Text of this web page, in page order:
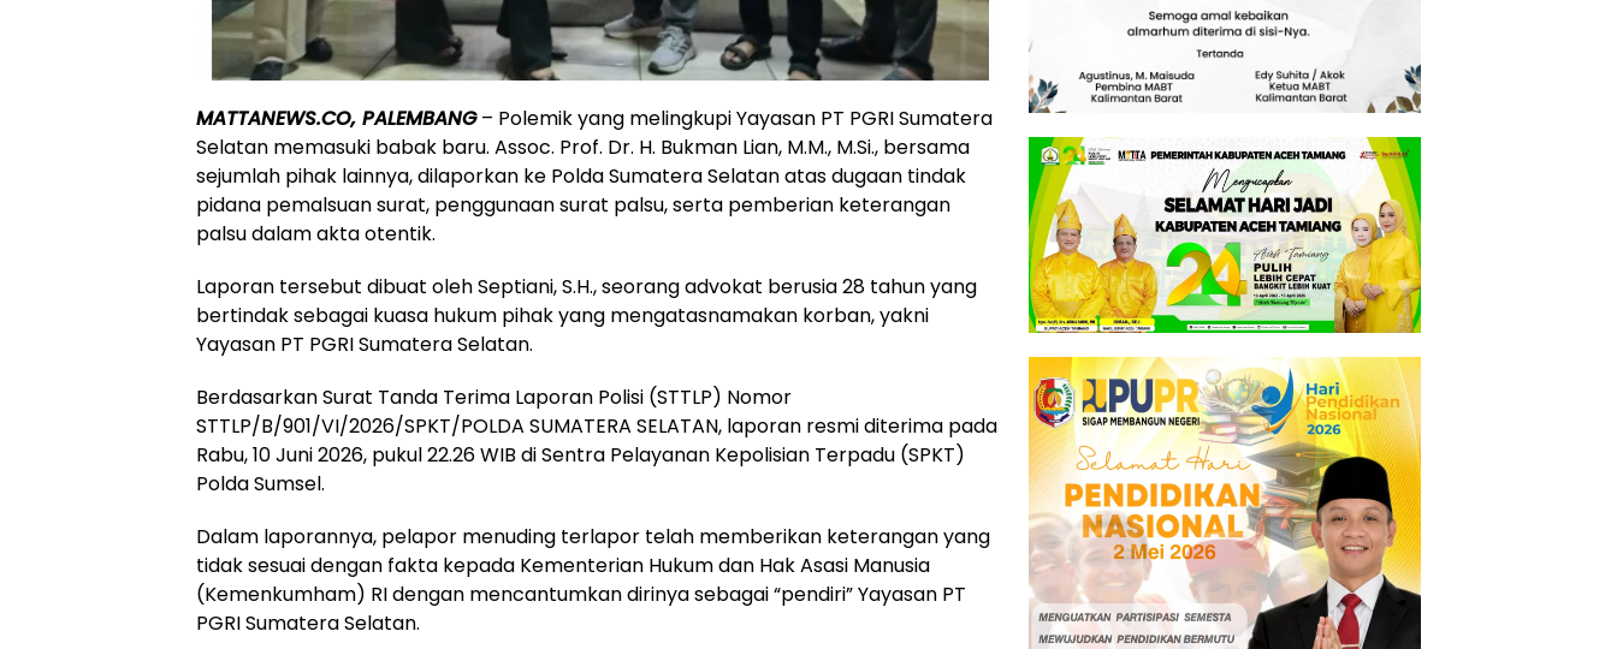
MATTANEWS.CO, PALEMBANG– Polemik yang melingkupi Yayasan PT PGRI Sumatera
Selatan memasuki babak baru. Assoc. Prof. Dr. H. Bukman Lian, M.M., M.Si., bersama
sejumlah pihak lainnya, dilaporkan ke Polda Sumatera Selatan atas dugaan tindak
pidana pemalsuan surat, penggunaan surat palsu, serta pemberian keterangan
palsu dalam akta otentik.
Laporan tersebut dibuat oleh Septiani, S.H., seorang advokat berusia 28 tahun yang
bertindak sebagai kuasa hukum pihak yang mengatasnamakan korban, yakni
Yayasan PT PGRI Sumatera Selatan.
Berdasarkan Surat Tanda Terima Laporan Polisi (STTLP) Nomor
STTLP/B/901/VI/2026/SPKT/POLDA SUMATERA SELATAN, laporan resmi diterima pada
Rabu, 10 Juni 2026, pukul 22.26 WIB di Sentra Pelayanan Kepolisian Terpadu (SPKT)
Polda Sumsel.
Dalam laporannya, pelapor menuding terlapor telah memberikan keterangan yang
tidak sesuai dengan fakta kepada Kementerian Hukum dan Hak Asasi Manusia
(Kemenkumham) RI dengan mencantumkan dirinya sebagai “pendiri” Yayasan PT
PGRI Sumatera Selatan.